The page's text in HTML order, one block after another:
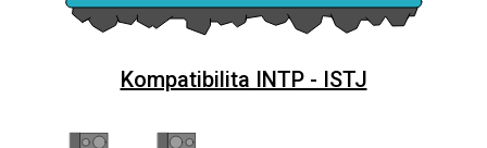
Kompatibilita INTP - ISTJ